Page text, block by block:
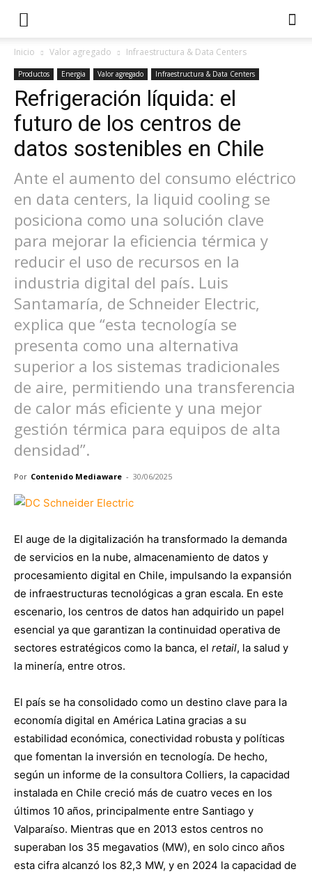
Inicio Valor agregado Infraestructura & Data Centers
Productos Energia Valor agregado Infraestructura & Data Centers
Refrigeración líquida: el
futuro de los centros de
datos sostenibles en Chile
Ante el aumento del consumo eléctrico
en data centers, la liquid cooling se
posiciona como una solución clave
para mejorar la eficiencia térmica y
reducir el uso de recursos en la
industria digital del país. Luis
Santamaría, de Schneider Electric,
explica que “esta tecnología se
presenta como una alternativa
superior a los sistemas tradicionales
de aire, permitiendo una transferencia
de calor más eficiente y una mejor
gestión térmica para equipos de alta
densidad”.
Por Contenido Mediaware - 30/06/2025
El auge de la digitalización ha transformado la demanda
de servicios en la nube, almacenamiento de datos y
procesamiento digital en Chile, impulsando la expansión
de infraestructuras tecnológicas a gran escala. En este
escenario, los centros de datos han adquirido un papel
esencial ya que garantizan la continuidad operativa de
sectores estratégicos como la banca, el retail, la salud y
la minería, entre otros.
El país se ha consolidado como un destino clave para la
economía digital en América Latina gracias a su
estabilidad económica, conectividad robusta y políticas
que fomentan la inversión en tecnología. De hecho,
según un informe de la consultora Colliers, la capacidad
instalada en Chile creció más de cuatro veces en los
últimos 10 años, principalmente entre Santiago y
Valparaíso. Mientras que en 2013 estos centros no
superaban los 35 megavatios (MW), en solo cinco años
esta cifra alcanzó los 82,3 MW, y en 2024 la capacidad de